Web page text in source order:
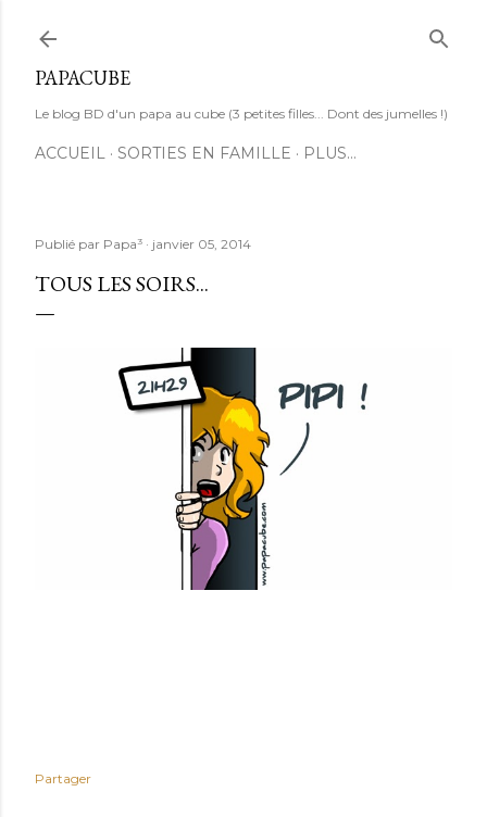
PAPACUBE
Le blog BD d'un papa au cube (3 petites filles... Dont des jumelles !)
ACCUEIL SORTIES EN FAMILLE PLUS…
Publié par Papa³ janvier 05, 2014
TOUS LES SOIRS...
Partager